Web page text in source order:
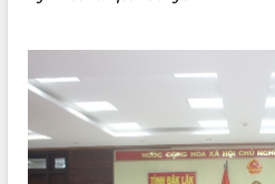
ĐIỂM TIN VĂN BẢN
QUY HOẠCH - KẾ HOẠCH